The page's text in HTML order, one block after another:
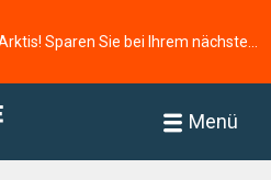
Menü